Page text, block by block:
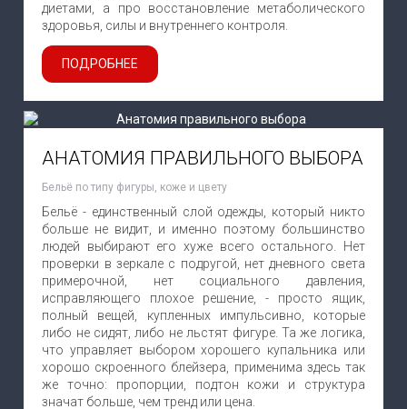
диетами, а про восстановление метаболического
здоровья, силы и внутреннего контроля.
ПОДРОБНЕЕ
АНАТОМИЯ ПРАВИЛЬНОГО ВЫБОРА
Бельё по типу фигуры, коже и цвету
Бельё - единственный слой одежды, который никто
больше не видит, и именно поэтому большинство
людей выбирают его хуже всего остального. Нет
проверки в зеркале с подругой, нет дневного света
примерочной, нет социального давления,
исправляющего плохое решение, - просто ящик,
полный вещей, купленных импульсивно, которые
либо не сидят, либо не льстят фигуре. Та же логика,
что управляет выбором хорошего купальника или
хорошо скроенного блейзера, применима здесь так
же точно: пропорции, подтон кожи и структура
значат больше, чем тренд или цена.